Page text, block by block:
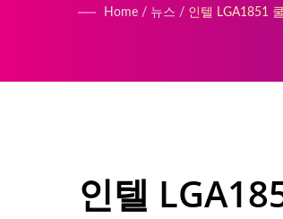
Home / 뉴스 / 인텔 LGA1851
인텔